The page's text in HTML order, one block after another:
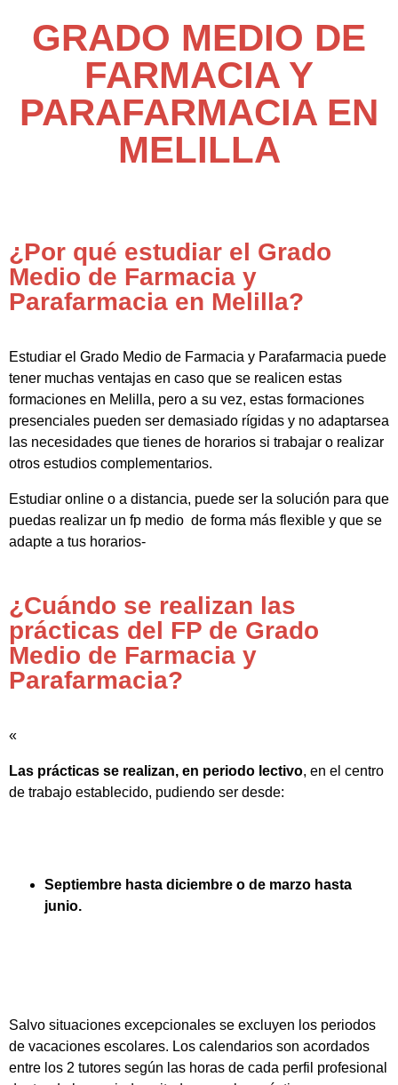
GRADO MEDIO DE
FARMACIA Y
PARAFARMACIA EN
MELILLA
¿Por qué estudiar el Grado
Medio de Farmacia y
Parafarmacia en Melilla?
Estudiar el Grado Medio de Farmacia y Parafarmacia puede
tener muchas ventajas en caso que se realicen estas
formaciones en Melilla, pero a su vez, estas formaciones
presenciales pueden ser demasiado rígidas y no adaptarsea
las necesidades que tienes de horarios si trabajar o realizar
otros estudios complementarios.
Estudiar online o a distancia, puede ser la solución para que
puedas realizar un fp medio de forma más flexible y que se
adapte a tus horarios-
¿Cuándo se realizan las
prácticas del FP de Grado
Medio de Farmacia y
Parafarmacia?
«
Las prácticas se realizan, en periodo lectivo, en el centro
de trabajo establecido, pudiendo ser desde:
Septiembre hasta diciembre o de marzo hasta
junio.
Salvo situaciones excepcionales se excluyen los periodos
de vacaciones escolares. Los calendarios son acordados
entre los 2 tutores según las horas de cada perfil profesional